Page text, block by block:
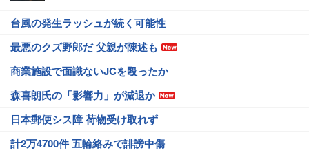
台風の発生ラッシュが続く可能性
最悪のクズ野郎だ 父親が陳述も
商業施設で面識ないJCを殴ったか
森喜朗氏の「影響力」が減退か
日本郵便シス障 荷物受け取れず
計2万4700件 五輪絡みで誹謗中傷